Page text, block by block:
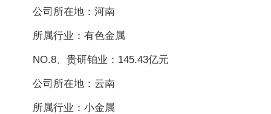
公司所在地：河南
所属行业：有色金属
NO.8、贵研铂业：145.43亿元
公司所在地：云南
所属行业：小金属